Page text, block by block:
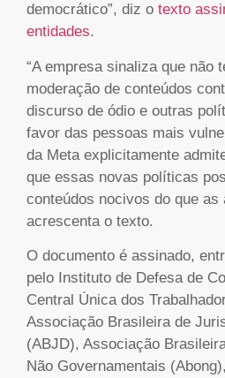
democrático”, diz o texto
entidades.
“A empresa sinaliza que não
moderação de conteúdos
discurso de ódio e outras
favor das pessoas mais
da Meta explicitamente
que essas novas políticas
conteúdos nocivos do que as
acrescenta o texto.
O documento é assinado,
pelo Instituto de Defesa de
Central Única dos
Associação Brasileira de
(ABJD), Associação
Não Governamentais